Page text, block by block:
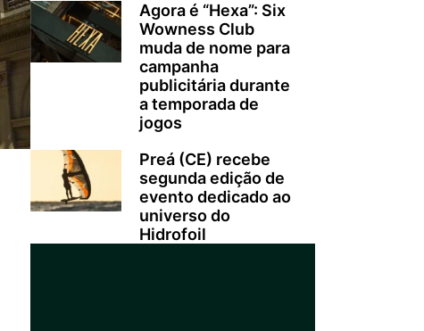
Agora é “Hexa”: Six
Wowness Club
muda de nome para
campanha
publicitária durante
a temporada de
jogos
Preá (CE) recebe
segunda edição de
evento dedicado ao
universo do
Hidrofoil